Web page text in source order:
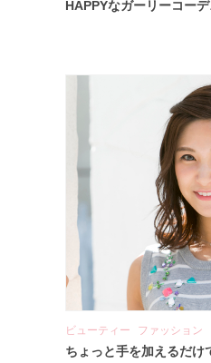
HAPPYなガーリーコーデ
ビューティー ファッション
ちょっと手を加えるだけ